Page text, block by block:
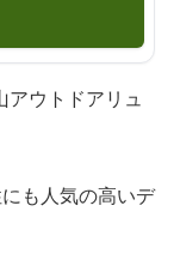
アウトドアリュ
も人気の高いデ